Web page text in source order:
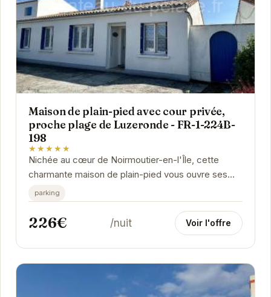
Maison de plain-pied avec cour privée,
proche plage de Luzeronde - FR-1-224B-
198
★★★★★
Nichée au cœur de Noirmoutier-en-l'Île, cette
charmante maison de plain-pied vous ouvre ses
portes pour un séjour mémorable. Son
emplacement...
parking
226€ /nuit Voir l'offre